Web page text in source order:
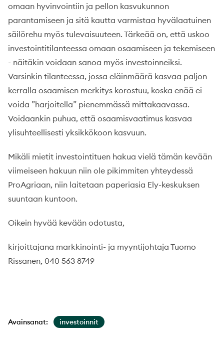
omaan hyvinvointiin ja pellon kasvukunnon
parantamiseen ja sitä kautta varmistaa hyvälaatuinen
säilörehu myös tulevaisuuteen. Tärkeää on, että uskoo
investointitilanteessa omaan osaamiseen ja tekemiseen
- näitäkin voidaan sanoa myös investoinneiksi.
Varsinkin tilanteessa, jossa eläinmäärä kasvaa paljon
kerralla osaamisen merkitys korostuu, koska enää ei
voida ”harjoitella” pienemmässä mittakaavassa.
Voidaankin puhua, että osaamisvaatimus kasvaa
ylisuhteellisesti yksikkökoon kasvuun.
Mikäli mietit investointituen hakua vielä tämän kevään
viimeiseen hakuun niin ole pikimmiten yhteydessä
ProAgriaan, niin laitetaan paperiasia Ely-keskuksen
suuntaan kuntoon.
Oikein hyvää kevään odotusta,
kirjoittajana markkinointi- ja myyntijohtaja Tuomo
Rissanen, 040 563 8749
Avainsanat: investoinnit